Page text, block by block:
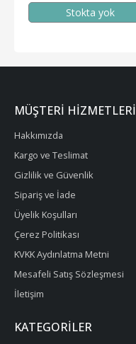
Stokta yok
MÜŞTERI HIZMETLERI
Hakkımızda
Kargo ve Teslimat
Gizlilik ve Güvenlik
Sipariş ve İade
Üyelik Koşulları
Çerez Politikası
KVKK Aydınlatma Metni
Mesafeli Satış Sözleşmesi
İletişim
KATEGORILER